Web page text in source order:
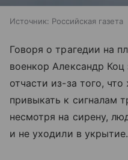
Источник: Российская газета
Говоря о трагедии на
военкор Александр
отчасти из-за того,
привыкать к сигналам
несмотря на сирену,
и не уходили в укрытие.